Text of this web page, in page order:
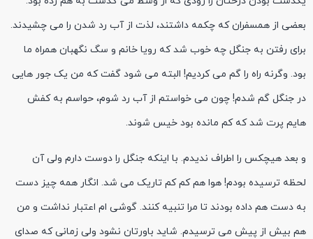
بعضی از همسفران که چکمه داشتند، لذت از آب رد شدن را می چشیدند.
برای رفتن به جنگل چه خوب شد که رویا خانم و سگ نگهبان همراه ما
بود. وگرنه راه را گم می کردیم! البته می شود گفت که من یک جور هایی
در جنگل گم شدم! چون می خواستم از آب رد شوم، حواسم به کفش
هایم پرت شد که کم مانده بود خیس شوند.
و بعد هیچکس را اطراف ندیدم. با اینکه جنگل را دوست دارم ولی آن
لحظه ترسیده بودم! هوا هم کم کم تاریک می شد. انگار همه چیز دست
به دست هم داده بودند تا مرا تنبیه کنند. گوشی ام اعتبار نداشت و من
هم بیش از پیش می ترسیدم. شاید باورتان نشود ولی زمانی که صدای